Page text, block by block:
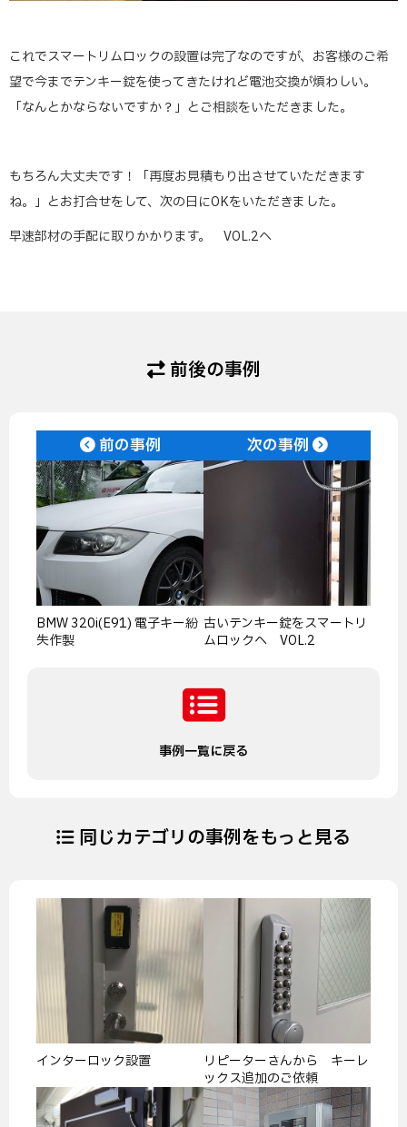
これでスマートリムロックの設置は完了なのですが、お客様のご希
望で今までテンキー錠を使ってきたけれど電池交換が煩わしい。
「なんとかならないですか？」とご相談をいただきました。
もちろん大丈夫です！「再度お見積もり出させていただきます
ね。」とお打合せをして、次の日にOKをいただきました。
早速部材の手配に取りかかります。 VOL.2へ
前後の事例
前の事例
BMW 320i(E91) 電子キー紛
失作製
事例一覧に戻る
次の事例
古いテンキー錠をスマートリ
ムロックへ VOL.2
同じカテゴリの事例をもっと見る
インターロック設置
リピーターさんから キーレ
ックス追加のご依頼